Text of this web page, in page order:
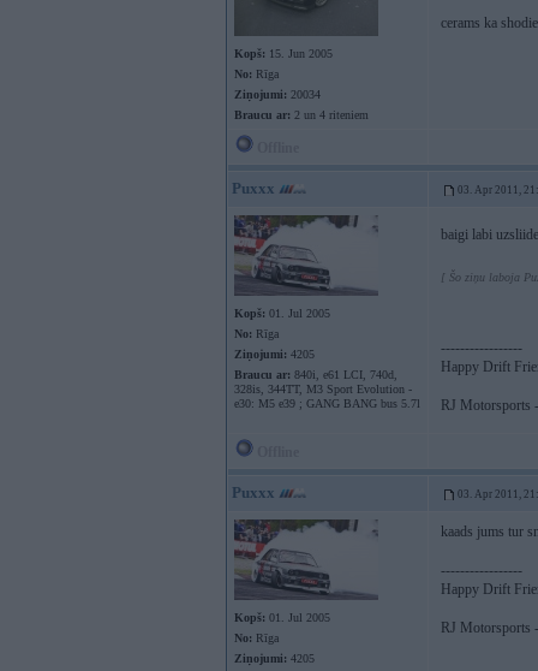
Kopš: 15. Jun 2005
No: Rīga
Ziņojumi: 20034
Braucu ar: 2 un 4 riteniem
cerams ka
Puxxx 03. Apr 2011,
Kopš: 01. Jul 2005
No: Rīga
Ziņojumi: 4205
Braucu ar: 840i, e61 LCI, 740d,
328is, 344TT, M3 Sport Evolution -
e30: M5 e39 ; GANG BANG bus 5.7l
baigi labi
[ Šo ziņu laboja
-----------------
Happy Drift
RJ Motorsports
Puxxx 03. Apr 2011,
Kopš: 01. Jul 2005
No: Rīga
Ziņojumi: 4205
kaads jums tur
-----------------
Happy Drift
RJ Motorsports